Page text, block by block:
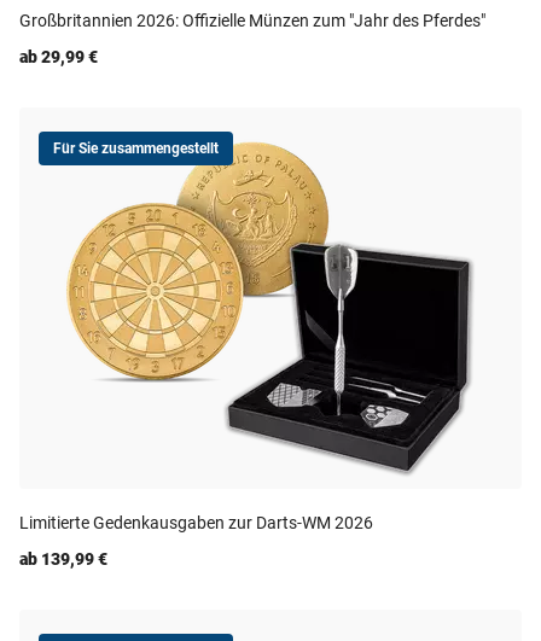
Großbritannien 2026: Offizielle Münzen zum "Jahr des Pferdes"
ab 29,99 €
Für Sie zusammengestellt
Limitierte Gedenkausgaben zur Darts-WM 2026
ab 139,99 €